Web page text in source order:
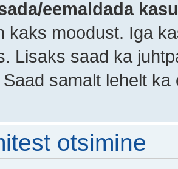
eemaldada
kaks moodust. Iga
Lisaks saad ka
samalt lehelt ka
otsimine